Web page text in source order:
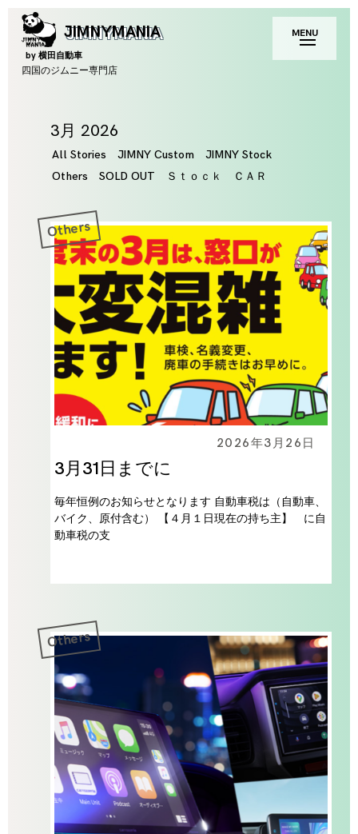
Skip
to
content
JIMNYMANIA
by 横田自動車
四国のジムニー専門店
toggle
open/close
sidebar
MENU
Month
3月 2026
All Stories JIMNY Custom
JIMNY Stock
Others
SOLD OUT Ｓｔｏｃｋ ＣＡＲ
2026年3月26日
3月31日までに
毎年恒例のお知らせとなります 自動車税は（自動車、
バイク、原付含む） 【４月１日現在の持ち主】 に自
動車税の支
Others
Others